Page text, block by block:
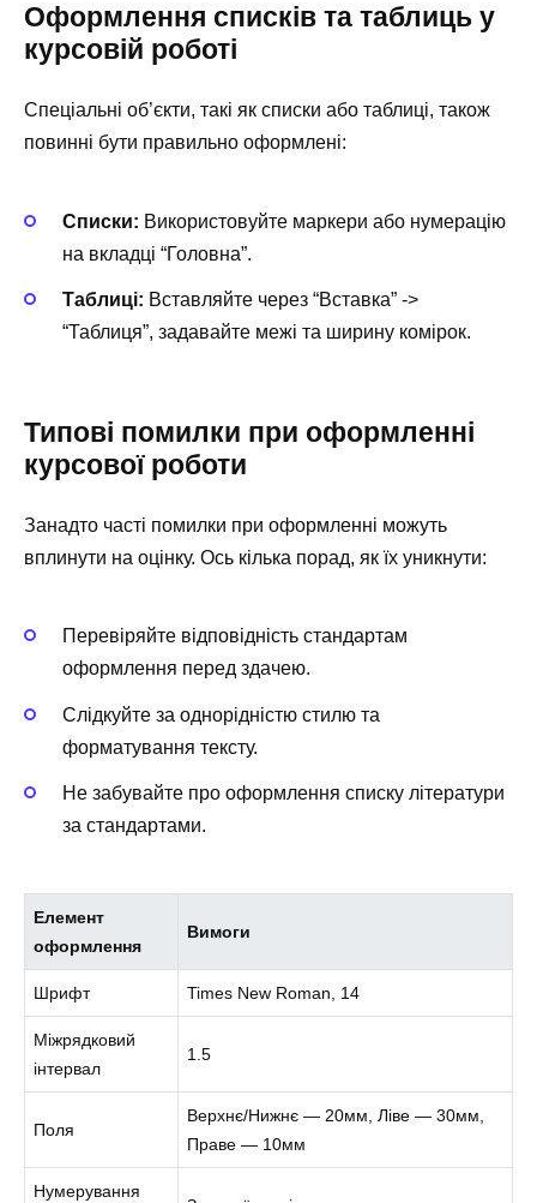
Оформлення списків та таблиць у
курсовій роботі
Спеціальні об’єкти, такі як списки або таблиці, також
повинні бути правильно оформлені:
Списки: Використовуйте маркери або нумерацію
на вкладці “Головна”.
Таблиці: Вставляйте через “Вставка” ->
“Таблиця”, задавайте межі та ширину комірок.
Типові помилки при оформленні
курсової роботи
Занадто часті помилки при оформленні можуть
вплинути на оцінку. Ось кілька порад, як їх уникнути:
Перевіряйте відповідність стандартам
оформлення перед здачею.
Слідкуйте за однорідністю стилю та
форматування тексту.
Не забувайте про оформлення списку літератури
за стандартами.
Елемент
оформлення
Вимоги
Шрифт Times New Roman, 14
Міжрядковий
інтервал
1.5
Поля
Верхнє/Нижнє — 20мм, Ліве — 30мм,
Праве — 10мм
Нумерування